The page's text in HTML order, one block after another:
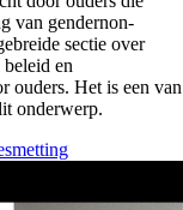
van gendernon-
sectie over
en
ouders. Het is een van
onderwerp.